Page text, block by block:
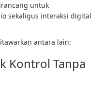
untuk
sekaligus interaksi digital
antara lain:
Kontrol Tanpa